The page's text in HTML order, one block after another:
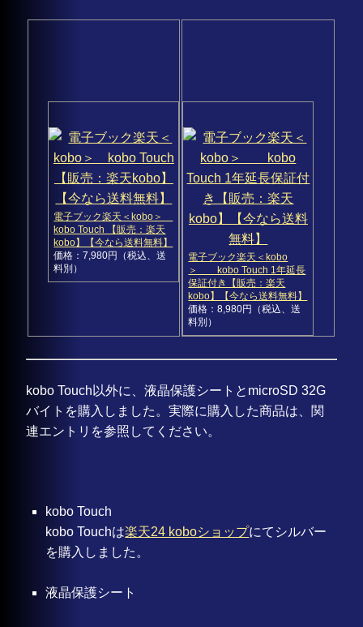
電子ブック楽天＜kobo＞
kobo Touch 【販売：楽天
kobo】【今なら送料無料】
価格：7,980円（税込、送
料別）
電子ブック楽天＜kobo
＞ kobo Touch 1年延長
保証付き【販売：楽天
kobo】【今なら送料無料】
価格：8,980円（税込、送
料別）
kobo Touch以外に、液晶保護シートとmicroSD 32G
バイトを購入しました。実際に購入した商品は、関
連エントリを参照してください。
kobo Touch
kobo Touchは楽天24 koboショップにてシルバー
を購入しました。
液晶保護シート